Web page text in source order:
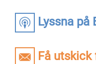
Lyssna på
Få utskick